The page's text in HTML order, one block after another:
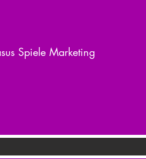
Spiele Marketing